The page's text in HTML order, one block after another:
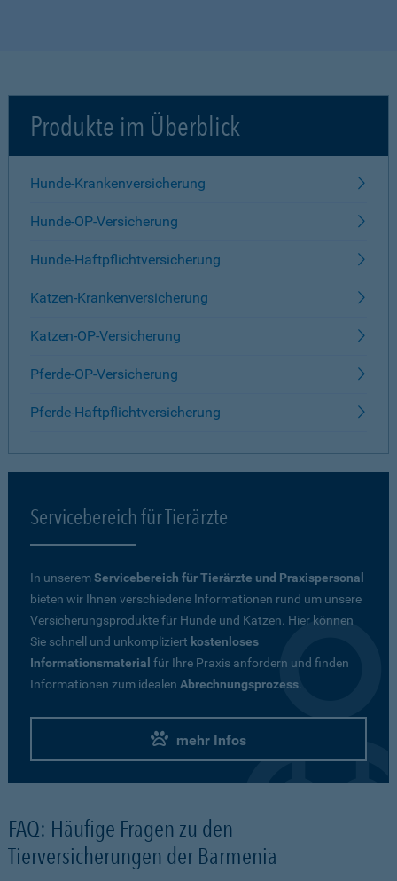
Produkte im Überblick
Hunde-Krankenversicherung
Hunde-OP-Versicherung
Hunde-Haftpflichtversicherung
Katzen-Krankenversicherung
Katzen-OP-Versicherung
Pferde-OP-Versicherung
Pferde-Haftpflichtversicherung
Servicebereich für Tierärzte
In unseremServicebereich für Tierärzte und Praxispersonal
bieten wir Ihnen verschiedene Informationen rund um unsere
Versicherungsprodukte für Hunde und Katzen. Hier können
Sie schnell und unkompliziert kostenloses
Informationsmaterial für Ihre Praxis anfordern und finden
Informationen zum idealen Abrechnungsprozess.
mehr Infos
FAQ: Häufige Fragen zu den
Tierversicherungen der Barmenia